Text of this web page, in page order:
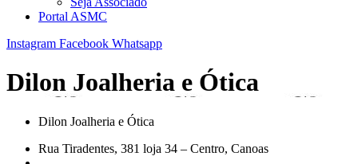
Portal ASMC
Instagram Facebook Whatsapp
Dilon Joalheria e Ótica
Dilon Joalheria e Ótica
Rua Tiradentes, 381 loja 34 – Centro, Canoas